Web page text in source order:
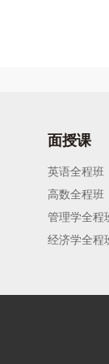
面授课
英语全程班
高数全程班
管理学全程
经济学全程